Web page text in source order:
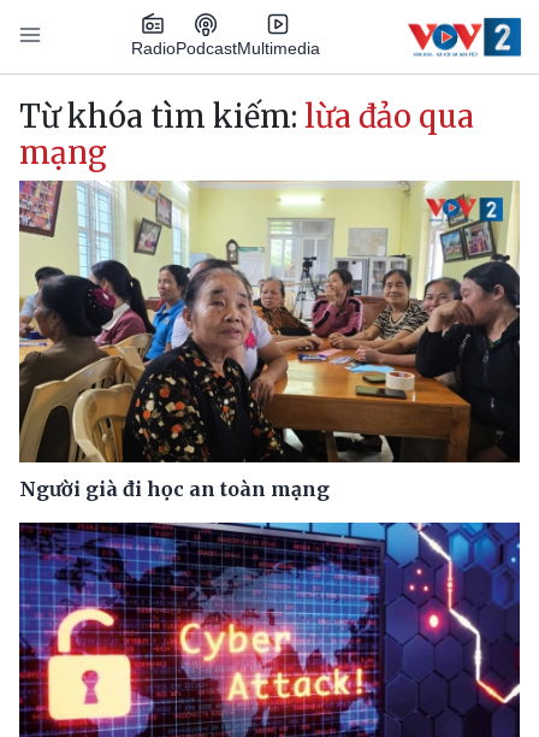
Nhảy đến nội dung
RadioPodcastMultimedia
Main navigation
Từ khóa tìm kiếm: lừa đảo qua
mạng
Người già đi học an toàn mạng